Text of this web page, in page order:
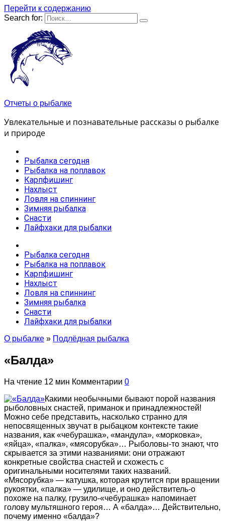
Перейти к содержанию
Search for:
Отчеты о рыбалке
Увлекательные и познавательные рассказы о рыбалке
и природе
Рыбалка сегодня
Рыбалка на поплавок
Карпфишинг
Нахлыст
Ловля на спиннинг
Зимняя рыбалка
Снасти
Лайфхаки для рыбалки
Рыбалка сегодня
Рыбалка на поплавок
Карпфишинг
Нахлыст
Ловля на спиннинг
Зимняя рыбалка
Снасти
Лайфхаки для рыбалки
О рыбалке » Подлёдная рыбалка
«Балда»
На чтение 12 мин Комментарии 0
Какими необычными бывают порой названия
рыболовных снастей, приманок и принадлежностей!
Можно себе представить, насколько странно для
непосвященных звучат в рыбацком контексте такие
названия, как «чебурашка», «мандула», «морковка»,
«яйца», «палка», «мясорубка»… Рыболовы-то знают, что
скрывается за этими названиями: они отражают
конкретные свойства снастей и схожесть с
оригинальными носителями таких названий.
«Мясорубка» — катушка, которая крутится при вращении
рукоятки, «палка» — удилище, и оно действитель-о
похоже на палку, грузило-«чебурашка» напоминает
голову мультяшного героя… А «балда»… Действительно,
почему именно «балда»?